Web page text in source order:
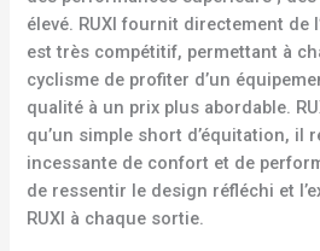
élevé. RUXI fournit directement de
est très compétitif, permettant à
cyclisme de profiter d’un
qualité à un prix plus abordable.
qu’un simple short d’équitation, il
incessante de confort et de
de ressentir le design réfléchi et
RUXI à chaque sortie.